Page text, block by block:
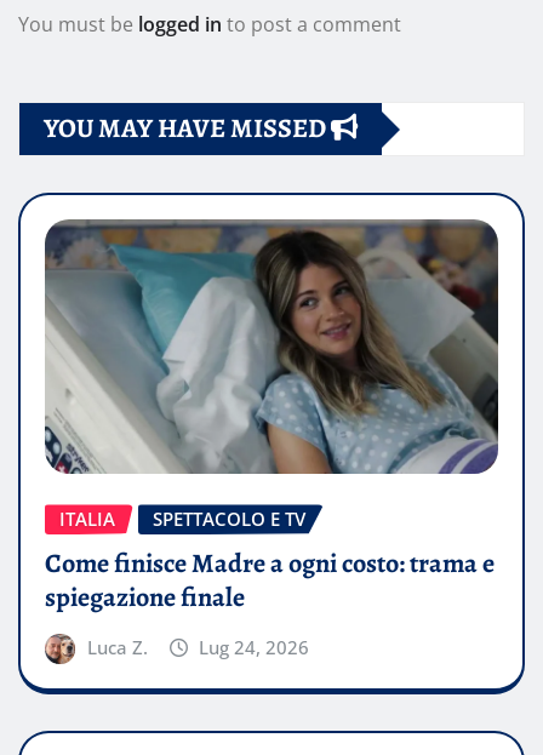
You must be logged in to post a comment
YOU MAY HAVE MISSED
ITALIA SPETTACOLO E TV
Come finisce Madre a ogni costo: trama e
spiegazione finale
Luca Z. Lug 24, 2026